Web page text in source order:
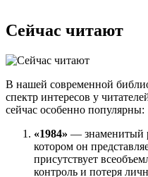
Сейчас читают
В нашей современной
спектр интересов у
сейчас особенно популярны:
«1984» — знаменитый
котором он
присутствует
контроль и потеря